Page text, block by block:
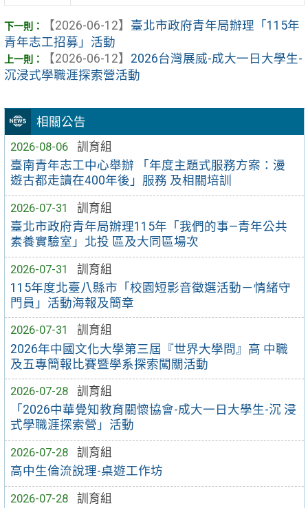
相關公告
2026-08-06
訓育組
臺南青年志工中心舉辦 「年度主題式服務方案：漫
遊古都走讀在400年後」服務 及相關培訓
2026-07-31
訓育組
臺北市政府青年局辦理115年「我們的事—青年公共
素養實驗室」北投 區及大同區場次
2026-07-31
訓育組
115年度北臺八縣市「校園短影音徵選活動－情緒守
門員」活動海報及簡章
2026-07-31
訓育組
2026年中國文化大學第三屆『世界大學問』高 中職
及五專簡報比賽暨學系探索闖關活動
2026-07-28
訓育組
「2026中華覺知教育關懷協會-成大一日大學生-沉 浸
式學職涯探索營」活動
2026-07-28
訓育組
高中生倫流說理-桌遊工作坊
2026-07-28
訓育組
【2026-06-12】 臺北市政府青年局辦理「115年
青年志工招募」活動
【2026-06-12】 2026台灣展威-成大一日大學生-
沉浸式學職涯探索營活動